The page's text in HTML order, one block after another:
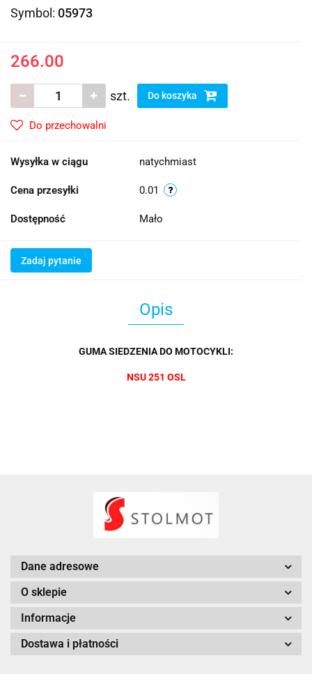
Symbol: 05973
266.00
szt. Do koszyka
Do przechowalni
Wysyłka w ciągu natychmiast
Cena przesyłki 0.01
Dostępność Mało
Zadaj pytanie
Opis
GUMA SIEDZENIA DO MOTOCYKLI:
NSU 251 OSL
Dane adresowe
O sklepie
Informacje
Dostawa i płatności